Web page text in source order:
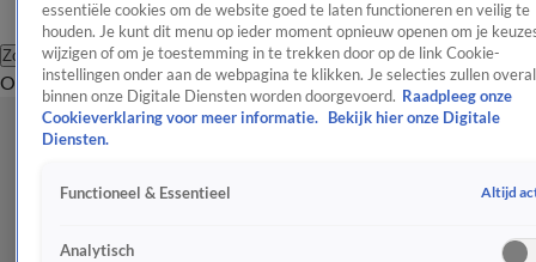
Zoeken
OverzichtEntertainmentSpraakmakendRealityCrimeVideo's
essentiële cookies om de website goed te laten functioneren en veilig te
houden. Je kunt dit menu op ieder moment opnieuw openen om je
wijzigen of om je toestemming in te trekken door op de link Cookie-
instellingen onder aan de webpagina te klikken. Je selecties zullen overal
binnen onze Digitale Diensten worden doorgevoerd. Raadpleeg onze
Cookieverklaring voor meer informatie.
Bekijk hier onze Digitale
Diensten.
Functioneel & Essentieel Altijd
Analytisch